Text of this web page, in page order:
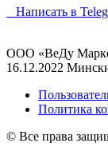
Написать в
ООО «ВеДу
16.12.2022
Политика
© Все права